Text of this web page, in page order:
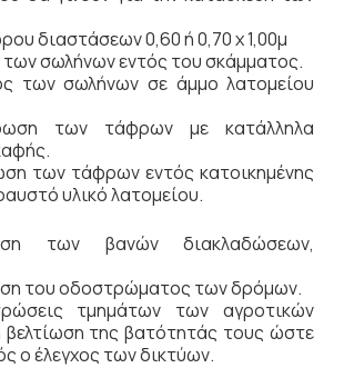
διαστάσεων 0,60 ή 0,70 x 1,00μ
σωλήνων εντός του σκάμματος.
των σωλήνων σε άμμο λατομείου
των τάφρων με κατάλληλα
των τάφρων εντός κατοικημένης
υλικό λατομείου.
των βανών διακλαδώσεων,
του οδοστρώματος των δρόμων.
τμημάτων των αγροτικών
της βατότητάς τους ώστε
ο έλεγχος των δικτύων.